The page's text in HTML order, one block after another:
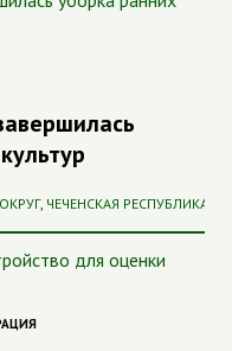
, ЧЕЧЕНСКАЯ РЕСПУБЛИКА